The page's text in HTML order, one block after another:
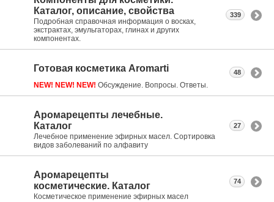
Каталог, описание, свойства
Подробная справочная информация о восках,
экстрактах, эмульгаторах, глинах и других
компонентах.
339
Готовая косметика Aromarti
NEW! NEW! NEW! Обсуждение. Вопросы. Ответы.
48
Аромарецепты лечебные.
Каталог
Лечебное применение эфирных масел. Сортировка
видов заболеваний по алфавиту
27
Аромарецепты
косметические. Каталог
Косметическое применение эфирных масел
74